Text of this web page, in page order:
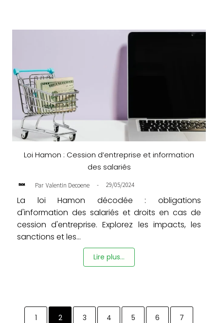
Loi Hamon : Cession d’entreprise et information
des salariés
Par Valentin Decoene - 29/05/2024
La loi Hamon décodée : obligations
d'information des salariés et droits en cas de
cession d'entreprise. Explorez les impacts, les
sanctions et les...
Lire plus...
1 2 3 4 5 6 7